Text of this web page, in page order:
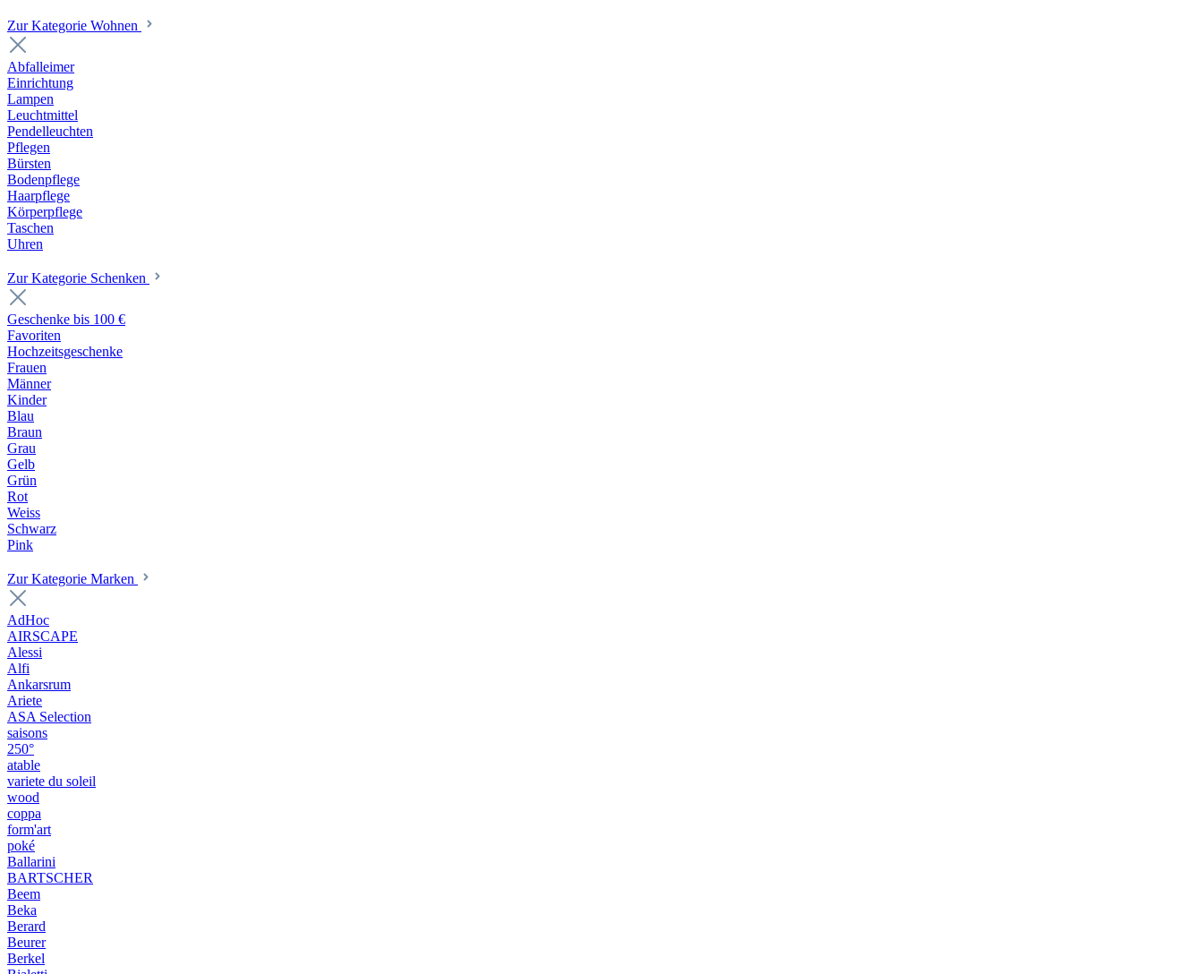
Zur Kategorie Wohnen
Abfalleimer
Einrichtung
Lampen
Leuchtmittel
Pendelleuchten
Pflegen
Bürsten
Bodenpflege
Haarpflege
Körperpflege
Taschen
Uhren
Zur Kategorie Schenken
Geschenke bis 100 €
Favoriten
Hochzeitsgeschenke
Frauen
Männer
Kinder
Blau
Braun
Grau
Gelb
Grün
Rot
Weiss
Schwarz
Pink
Zur Kategorie Marken
AdHoc
AIRSCAPE
Alessi
Alfi
Ankarsrum
Ariete
ASA Selection
saisons
250°
atable
variete du soleil
wood
coppa
form'art
poké
Ballarini
BARTSCHER
Beem
Beka
Berard
Beurer
Berkel